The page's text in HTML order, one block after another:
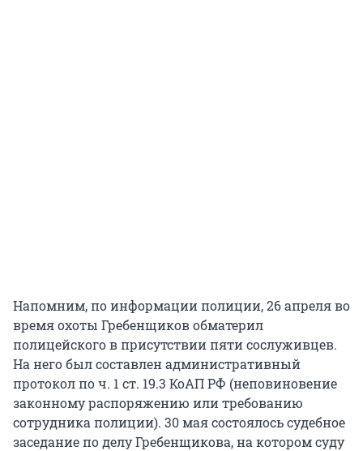
Напомним, по информации полиции, 26 апреля во
время охоты Гребенщиков обматерил
полицейского в присутствии пяти сослуживцев.
На него был составлен административный
протокол по ч. 1 ст. 19.3 КоАП РФ (неповиновение
законному распоряжению или требованию
сотрудника полиции). 30 мая состоялось судебное
заседание по делу Гребенщикова, на котором суду